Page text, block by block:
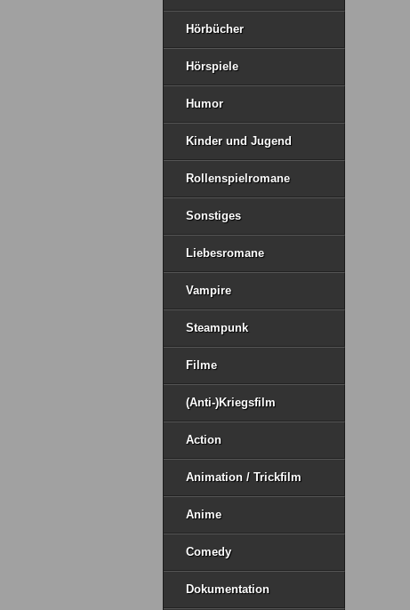
Hörbücher
Hörspiele
Humor
Kinder und Jugend
Rollenspielromane
Sonstiges
Liebesromane
Vampire
Steampunk
Filme
(Anti-)Kriegsfilm
Action
Animation / Trickfilm
Anime
Comedy
Dokumentation